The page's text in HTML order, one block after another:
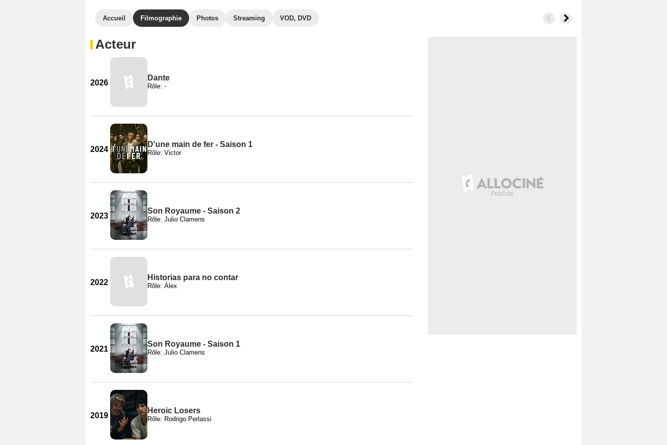
Accueil Filmographie Photos Streaming VOD, DVD
Acteur
2026
Dante
Rôle: -
2024
D'une main de fer - Saison 1
Rôle: Victor
2023
Son Royaume - Saison 2
Rôle: Julio Clamens
2022
Historias para no contar
Rôle: Álex
2021
Son Royaume - Saison 1
Rôle: Julio Clamens
2019
Heroic Losers
Rôle: Rodrigo Perlassi